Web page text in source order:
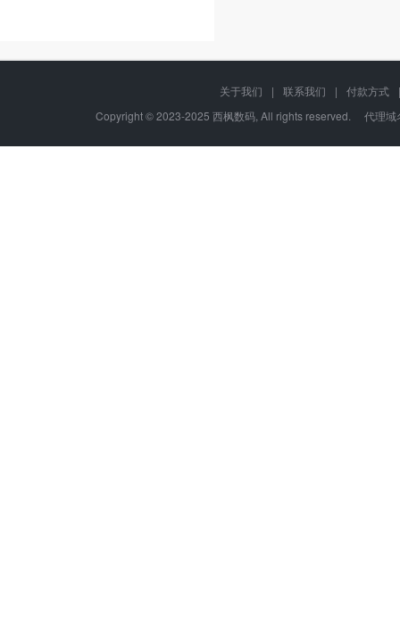
关于我们 | 联系我们 | 付款方式
|
Copyright © 2023-2025 西枫数码, All rights reserved. 代理